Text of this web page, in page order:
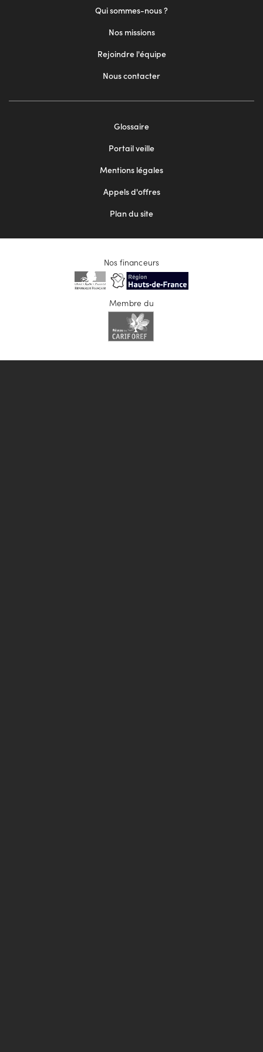
Qui sommes-nous ?
Nos missions
Rejoindre l'équipe
Nous contacter
Glossaire
Portail veille
Mentions légales
Appels d'offres
Plan du site
Nos financeurs
Membre du